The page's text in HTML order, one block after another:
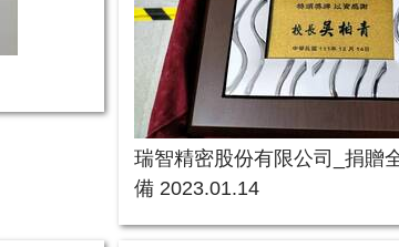
瑞智精密股份有限公司_捐贈
備 2023.01.14